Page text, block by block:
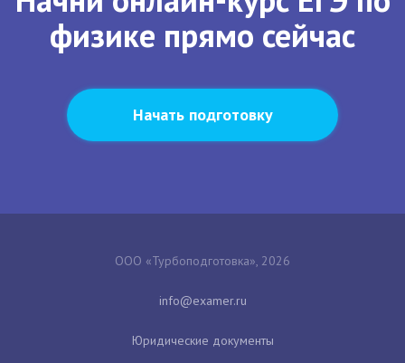
физике прямо сейчас
Начать подготовку
ООО «Турбоподготовка», 2026
Юридические документы